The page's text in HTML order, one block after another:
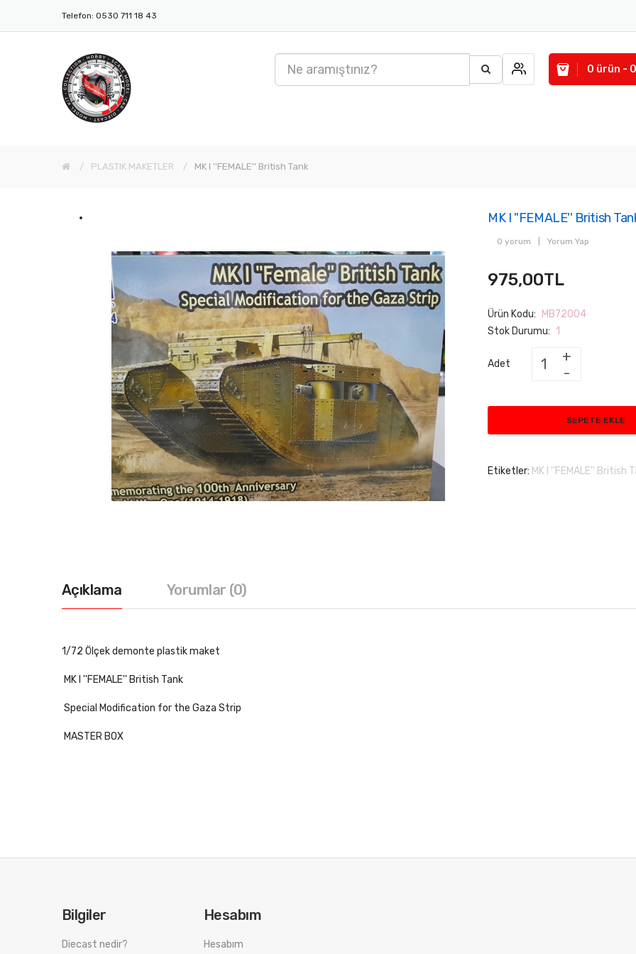
Telefon: 0530 711 18 43
0 ürün -
PLASTIK MAKETLER MK I ''FEMALE'' British Tank
MK I ''FEMALE'' British
0 yorum Yorum Yap
975,00TL
Ürün Kodu:
MB72004
Stok Durumu: 1
Adet
SEPETE EKLE
Etiketler: MK I ''FEMALE'' British
Açıklama Yorumlar (0)
1/72 Ölçek demonte plastik maket
MK I ''FEMALE'' British Tank
Special Modification for the Gaza Strip
MASTER BOX
Bilgiler
Diecast nedir?
Hesabım
Hesabım